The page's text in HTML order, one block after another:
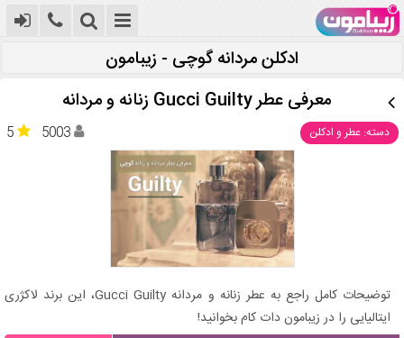
ادکلن مردانه گوچی - زیبامون
معرفی عطر Gucci Guilty زنانه و مردانه
دسته: عطر و ادکلن 5 5003
توضیحات کامل راجع به عطر زنانه و مردانه Gucci Guilty، این برند لاکژری
ایتالیایی را در زیبامون دات کام بخوانید!